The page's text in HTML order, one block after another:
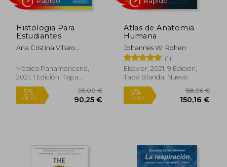
5%
dcto.
Rápido
Histologia Para
Estudiantes
Ana Cristina Villaro
Médica Panamericana,
2021, 1 Edición, Tapa
Blanda, Nuevo
Atlas de Anatomia
Humana
Johannes W. Rohen
(1)
Elsevier, 2021, 9 Edición,
Tapa Blanda, Nuevo